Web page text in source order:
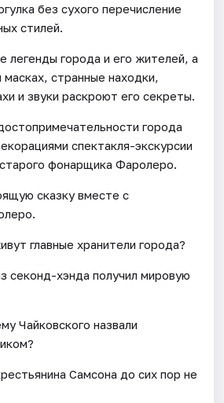
без сухого перечисление
стилей.
легенды города и его жителей, а
странные находки,
и звуки раскроют его секреты.
города
спектакля-экскурсии
фонарщика Фаролеро.
сказку вместе с
главные хранители города?
секонд-хэнда получил мировую
Чайковского назвали
Самсона до сих пор не